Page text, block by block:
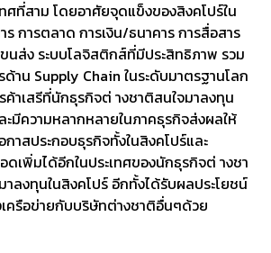
ศที่สาม โดยอาศัยจุดแข็งของสิงคโปร์ใน
ร การตลาด การเงิน/ธนาคาร การสื่อสาร
นส่ง ระบบโลจิสติกส์ที่มีประสิทธิภาพ รวม
าน Supply Chain ในระดับมาตรฐานโลก
ค้าเสรีที่นักธุรกิจต่ างชาติสนใจมาลงทุน
ะมีความหลากหลายในภาคธุรกิจส่งผลให้
าสประกอบธุรกิจทั้งในสิงคโปร์และ
ดเพิ่มได้อีกในประเทศของนักธุรกิจต่ างชา
าลงทุนในสิงคโปร์ อีกทั้งได้รับผลประโยชน์
เครือข่ายกับบริษัทต่างชาติอื่นๆด้วย